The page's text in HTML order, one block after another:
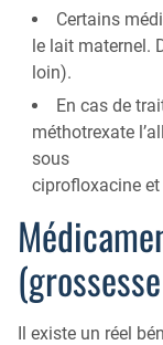
Certains
le lait maternel.
loin).
En cas de
méthotrexate
sous
ciprofloxacine
Il existe un réel